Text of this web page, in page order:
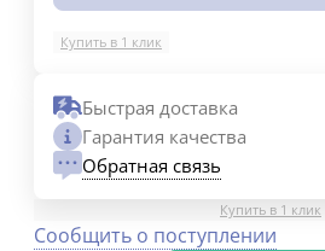
Купить в 1 клик
Быстрая доставка
Гарантия качества
Обратная связь
Купить в 1 клик
Сообщить о поступлении